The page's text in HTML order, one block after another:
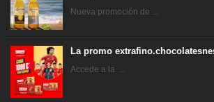
Nueva promoción de ...
La promo
Accede a la ...